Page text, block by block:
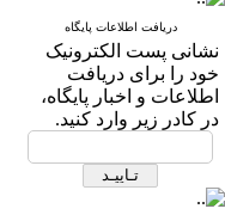
دریافت اطلاعات پایگاه
نشانی پست الکترونیک
خود را برای دریافت
اطلاعات و اخبار پایگاه،
در کادر زیر وارد کنید.